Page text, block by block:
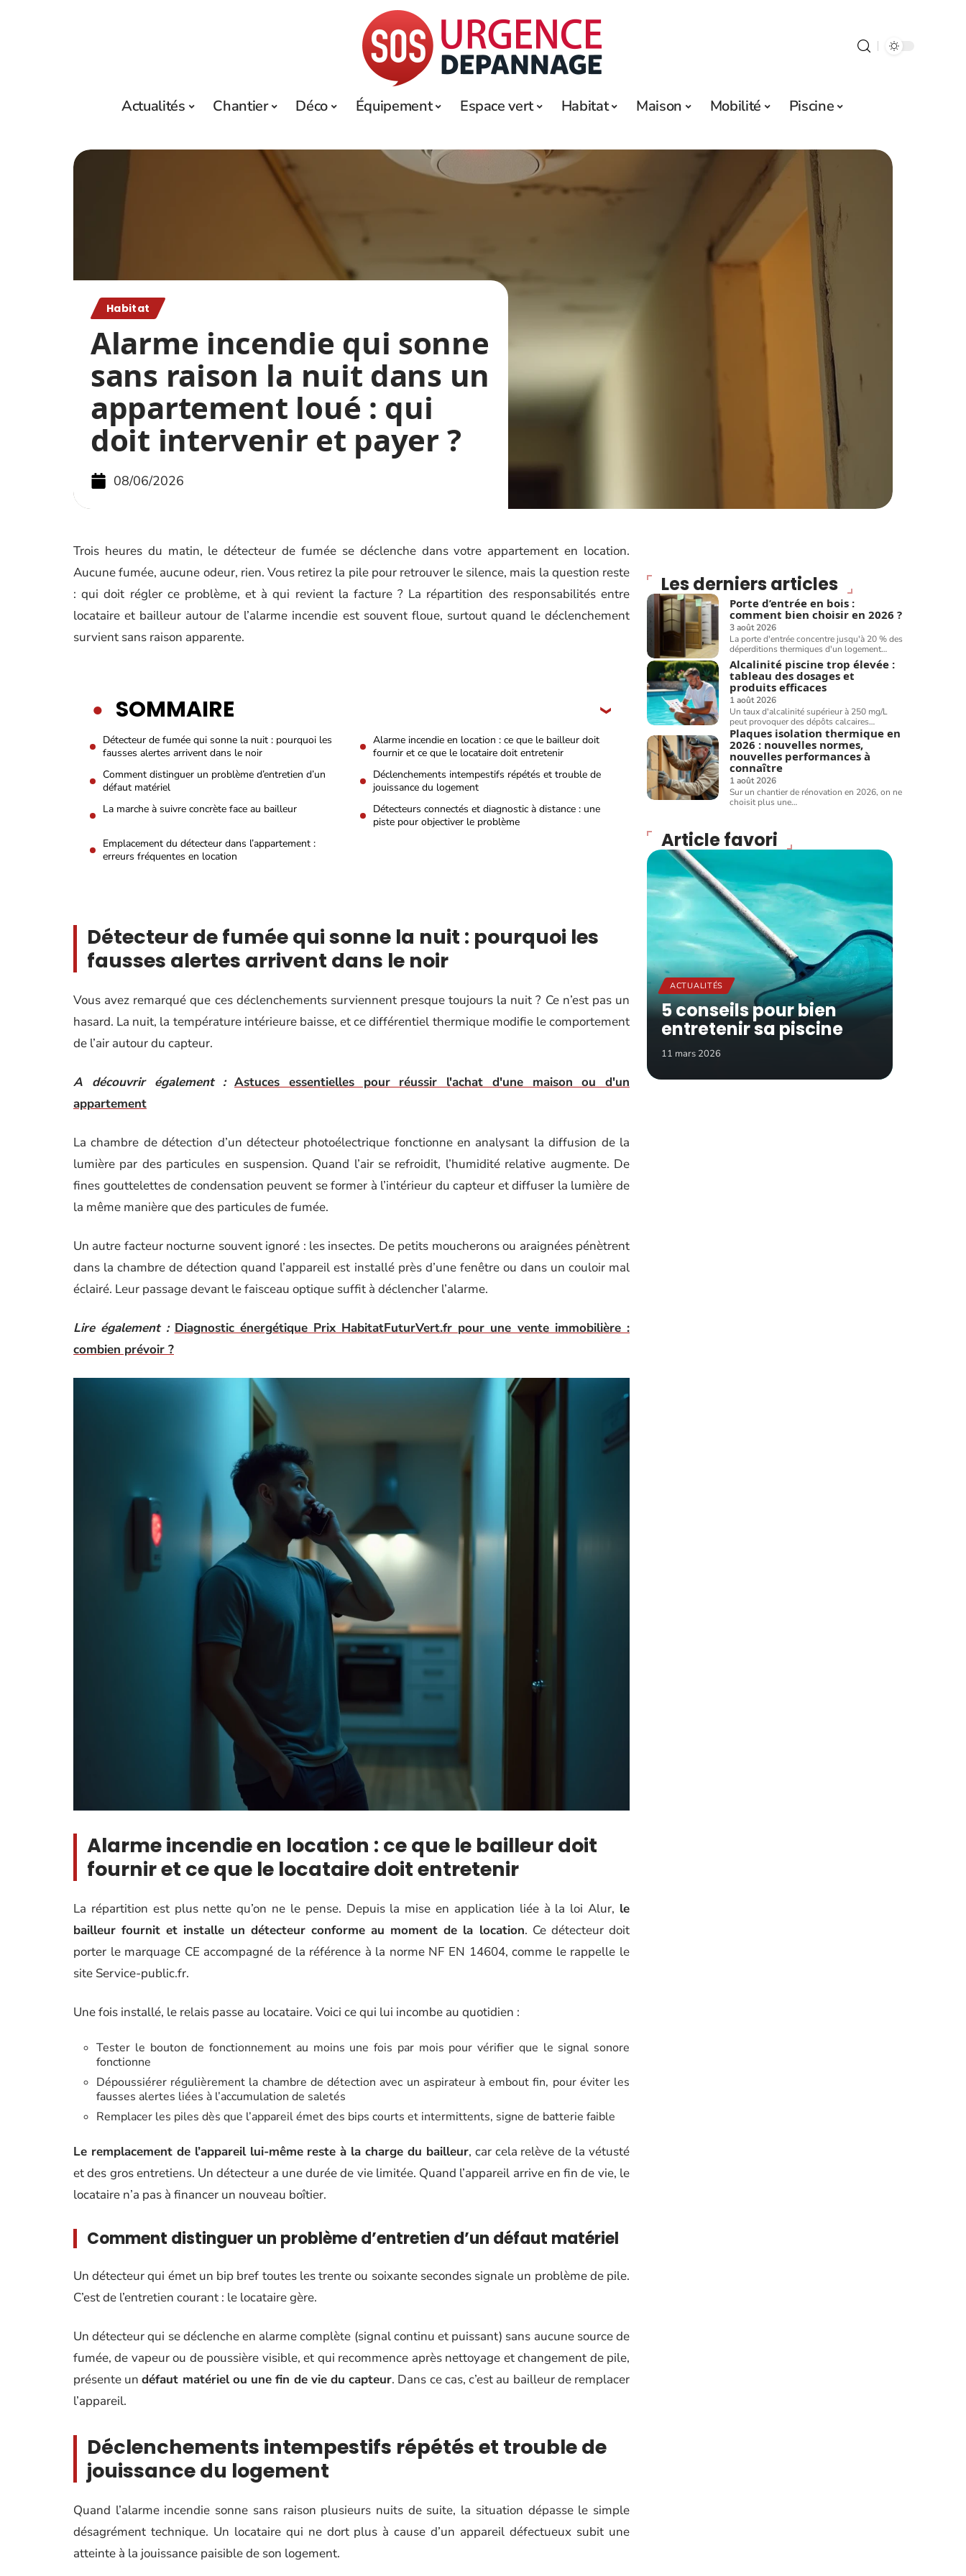
Actualités Chantier Déco Équipement Espace vert Habitat Maison Mobilité Piscine
Habitat
Alarme incendie qui sonne
sans raison la nuit dans un
appartement loué : qui
doit intervenir et payer ?
08/06/2026
Trois heures du matin, le détecteur de fumée se déclenche dans votre appartement en location.
Aucune fumée, aucune odeur, rien. Vous retirez la pile pour retrouver le silence, mais la question reste
: qui doit régler ce problème, et à qui revient la facture ? La répartition des responsabilités entre
locataire et bailleur autour de l’alarme incendie est souvent floue, surtout quand le déclenchement
survient sans raison apparente.
SOMMAIRE
Détecteur de fumée qui sonne la nuit : pourquoi les
fausses alertes arrivent dans le noir
Alarme incendie en location : ce que le bailleur doit
fournir et ce que le locataire doit entretenir
Comment distinguer un problème d’entretien d’un
défaut matériel
Déclenchements intempestifs répétés et trouble de
jouissance du logement
La marche à suivre concrète face au bailleur
Détecteurs connectés et diagnostic à distance : une
piste pour objectiver le problème
Emplacement du détecteur dans l’appartement :
erreurs fréquentes en location
Détecteur de fumée qui sonne la nuit : pourquoi les
fausses alertes arrivent dans le noir
Vous avez remarqué que ces déclenchements surviennent presque toujours la nuit ? Ce n’est pas un
hasard. La nuit, la température intérieure baisse, et ce différentiel thermique modifie le comportement
de l’air autour du capteur.
A découvrir également : Astuces essentielles pour réussir l'achat d'une maison ou d'un
appartement
La chambre de détection d’un détecteur photoélectrique fonctionne en analysant la diffusion de la
lumière par des particules en suspension. Quand l’air se refroidit, l’humidité relative augmente. De
fines gouttelettes de condensation peuvent se former à l’intérieur du capteur et diffuser la lumière de
la même manière que des particules de fumée.
Un autre facteur nocturne souvent ignoré : les insectes. De petits moucherons ou araignées pénètrent
dans la chambre de détection quand l’appareil est installé près d’une fenêtre ou dans un couloir mal
éclairé. Leur passage devant le faisceau optique suffit à déclencher l’alarme.
Lire également : Diagnostic énergétique Prix HabitatFuturVert.fr pour une vente immobilière :
combien prévoir ?
Alarme incendie en location : ce que le bailleur doit
fournir et ce que le locataire doit entretenir
La répartition est plus nette qu’on ne le pense. Depuis la mise en application liée à la loi Alur, le
bailleur fournit et installe un détecteur conforme au moment de la location. Ce détecteur doit
porter le marquage CE accompagné de la référence à la norme NF EN 14604, comme le rappelle le
site Service-public.fr.
Une fois installé, le relais passe au locataire. Voici ce qui lui incombe au quotidien :
Tester le bouton de fonctionnement au moins une fois par mois pour vérifier que le signal sonore
fonctionne
Dépoussiérer régulièrement la chambre de détection avec un aspirateur à embout fin, pour éviter les
fausses alertes liées à l’accumulation de saletés
Remplacer les piles dès que l’appareil émet des bips courts et intermittents, signe de batterie faible
Le remplacement de l’appareil lui-même reste à la charge du bailleur, car cela relève de la vétusté
et des gros entretiens. Un détecteur a une durée de vie limitée. Quand l’appareil arrive en fin de vie, le
locataire n’a pas à financer un nouveau boîtier.
Comment distinguer un problème d’entretien d’un défaut matériel
Un détecteur qui émet un bip bref toutes les trente ou soixante secondes signale un problème de pile.
C’est de l’entretien courant : le locataire gère.
Un détecteur qui se déclenche en alarme complète (signal continu et puissant) sans aucune source de
fumée, de vapeur ou de poussière visible, et qui recommence après nettoyage et changement de pile,
présente undéfaut matériel ou une fin de vie du capteur. Dans ce cas, c’est au bailleur de remplacer
l’appareil.
Déclenchements intempestifs répétés et trouble de
jouissance du logement
Quand l’alarme incendie sonne sans raison plusieurs nuits de suite, la situation dépasse le simple
désagrément technique. Un locataire qui ne dort plus à cause d’un appareil défectueux subit une
atteinte à la jouissance paisible de son logement.
Les derniers articles
Porte d’entrée en bois :
comment bien choisir en 2026 ?
3 août 2026
La porte d'entrée concentre jusqu'à 20 % des
déperditions thermiques d'un logement…
Alcalinité piscine trop élevée :
tableau des dosages et
produits efficaces
1 août 2026
Un taux d'alcalinité supérieur à 250 mg/L
peut provoquer des dépôts calcaires…
Plaques isolation thermique en
2026 : nouvelles normes,
nouvelles performances à
connaître
1 août 2026
Sur un chantier de rénovation en 2026, on ne
choisit plus une…
Article favori
ACTUALITÉS
5 conseils pour bien
entretenir sa piscine
11 mars 2026